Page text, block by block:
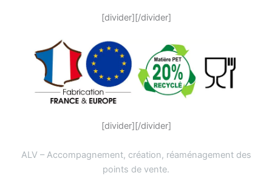
[divider][/divider]
[divider][/divider]
ALV – Accompagnement, création, réaménagement des
points de vente.